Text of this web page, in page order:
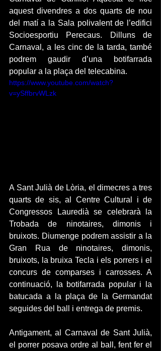
aquest divendres a dos quarts de nou
del matí a la Sala polivalent de l’edifici
Socioesportiu Perecaus. Dilluns de
Carnaval, a les cinc de la tarda, també
podrem gaudir d’una botifarrada
popular a la plaça del telecabina.
https://www.youtube.com/watch?
v=ySffbrvWLzk
A Sant Julià de Lòria, el dimecres a tres
quarts de sis, al Centre Cultural i de
Congressos Lauredià se celebrarà la
Trobada de ninotaires, dimonis i
bruixots. Diumenge podrem assistir a la
Gran Rua de ninotaires, dimonis,
bruixots, la bruixa Tecla i els porrers i el
concurs de comparses i carrosses. A
continuació, la botifarrada popular i la
batucada a la plaça de la Germandat
seguides del ball i entrega de premis.
Antigament, al Carnaval de Sant Julià,
el porrer posava ordre al ball, fent fer el